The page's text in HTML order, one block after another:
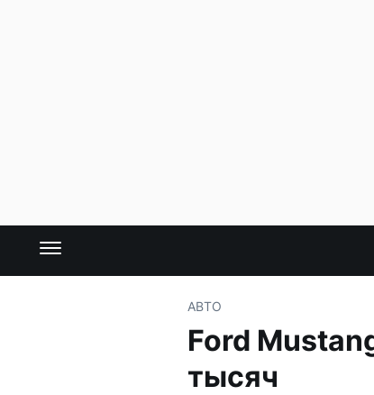
АВТО
Ford
тысяч